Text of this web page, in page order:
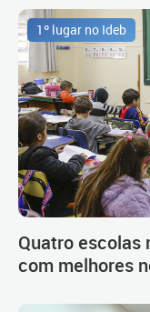
1º lugar no Ideb
Quatro escolas
com melhores